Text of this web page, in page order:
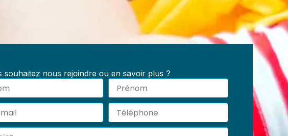
souhaitez nous rejoindre ou en savoir plus ?
Prénom
Téléphone
à distance
des
des mineurs :
médico-sociales,
permet d’acquérir
agir efficacement